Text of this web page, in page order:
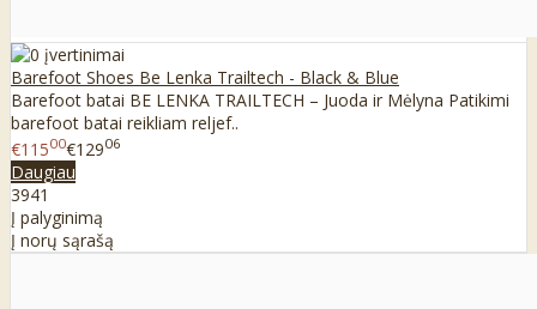
Barefoot Shoes Be Lenka Trailtech - Black & Blue
Barefoot batai BE LENKA TRAILTECH – Juoda ir Mėlyna Patikimi
barefoot batai reikliam reljef..
€11500€12906
Daugiau
3941
Į palyginimą
Į norų sąrašą